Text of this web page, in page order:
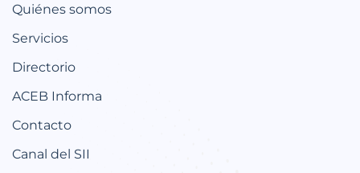
Quiénes somos
Servicios
Directorio
ACEB Informa
Contacto
Canal del SII